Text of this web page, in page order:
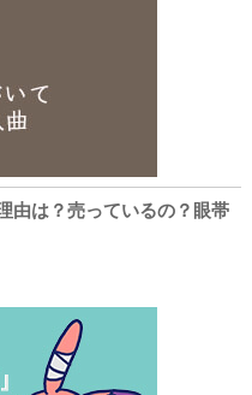
由は？売っているの？眼帯